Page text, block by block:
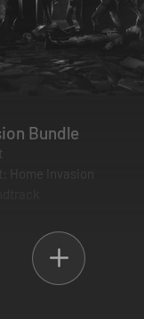
Bundle
Home Invasion